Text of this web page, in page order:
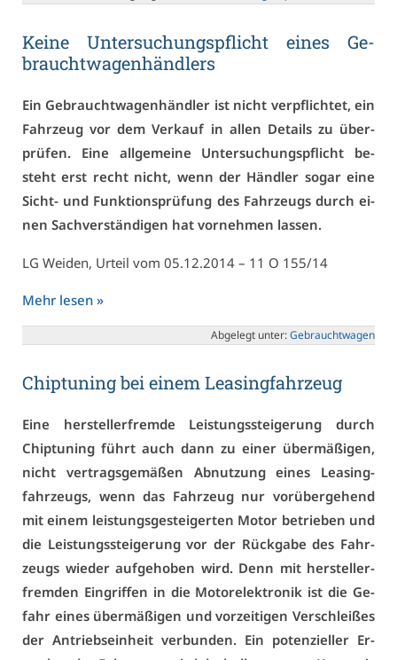
Kei­ne Un­ter­su­chungs­pflicht ei­nes Ge­
braucht­wa­gen­händ­lers
Ein Ge­braucht­wa­gen­händ­ler ist nicht ver­pflich­tet, ein
Fahr­zeug vor dem Ver­kauf in al­len De­tails zu über­
prü­fen. Ei­ne all­ge­mei­ne Un­ter­su­chungs­pflicht be­
steht erst recht nicht, wenn der Händ­ler so­gar ei­ne
Sicht- und Funk­ti­ons­prü­fung des Fahr­zeugs durch ei­
nen Sach­ver­stän­di­gen hat vor­neh­men las­sen.
LG Wei­den, Ur­teil vom 05.12.2014 – 11 O 155/14
Mehr le­sen »
Ab­ge­legt un­ter:Ge­braucht­wa­gen
Chip­tu­ning bei ei­nem Lea­sing­fahr­zeug
Ei­ne her­stel­ler­frem­de Leis­tungs­stei­ge­rung durch
Chip­tu­ning führt auch dann zu ei­ner über­mä­ßi­gen,
nicht ver­trags­ge­mä­ßen Ab­nut­zung ei­nes Lea­sing­
fahr­zeugs, wenn das Fahr­zeug nur vor­über­ge­hend
mit ei­nem leis­tungs­ge­stei­ger­ten Mo­tor be­trie­ben und
die Leis­tungs­stei­ge­rung vor der Rück­ga­be des Fahr­
zeugs wie­der auf­ge­ho­ben wird. Denn mit her­stel­ler­
frem­den Ein­grif­fen in die Mo­tor­elek­tro­nik ist die Ge­
fahr ei­nes über­mä­ßi­gen und vor­zei­ti­gen Ver­schlei­ßes
der An­triebs­ein­heit ver­bun­den. Ein po­ten­zi­el­ler Er­